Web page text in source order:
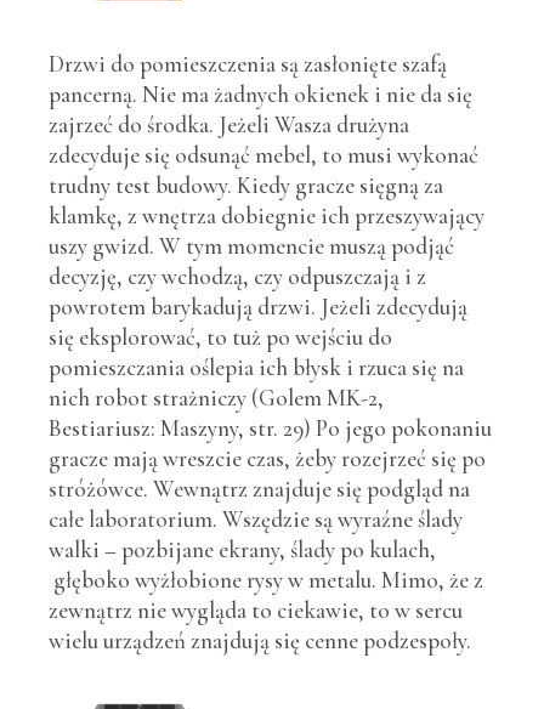
Drzwi do pomieszczenia są zasłonięte szafą
pancerną. Nie ma żadnych okienek i nie da się
zajrzeć do środka. Jeżeli Wasza drużyna
zdecyduje się odsunąć mebel, to musi wykonać
trudny test budowy. Kiedy gracze sięgną za
klamkę, z wnętrza dobiegnie ich przeszywający
uszy gwizd. W tym momencie muszą podjąć
decyzję, czy wchodzą, czy odpuszczają i z
powrotem barykadują drzwi. Jeżeli zdecydują
się eksplorować, to tuż po wejściu do
pomieszczania oślepia ich błysk i rzuca się na
nich robot strażniczy (Golem MK-2,
Bestiariusz: Maszyny, str. 29) Po jego pokonaniu
gracze mają wreszcie czas, żeby rozejrzeć się po
stróżówce. Wewnątrz znajduje się podgląd na
całe laboratorium. Wszędzie są wyraźne ślady
walki – pozbijane ekrany, ślady po kulach,
głęboko wyżłobione rysy w metalu. Mimo, że z
zewnątrz nie wygląda to ciekawie, to w sercu
wielu urządzeń znajdują się cenne podzespoły.